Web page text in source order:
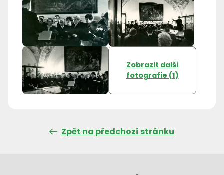
Zobrazit další
fotografie (1)
Zpět na předchozí stránku